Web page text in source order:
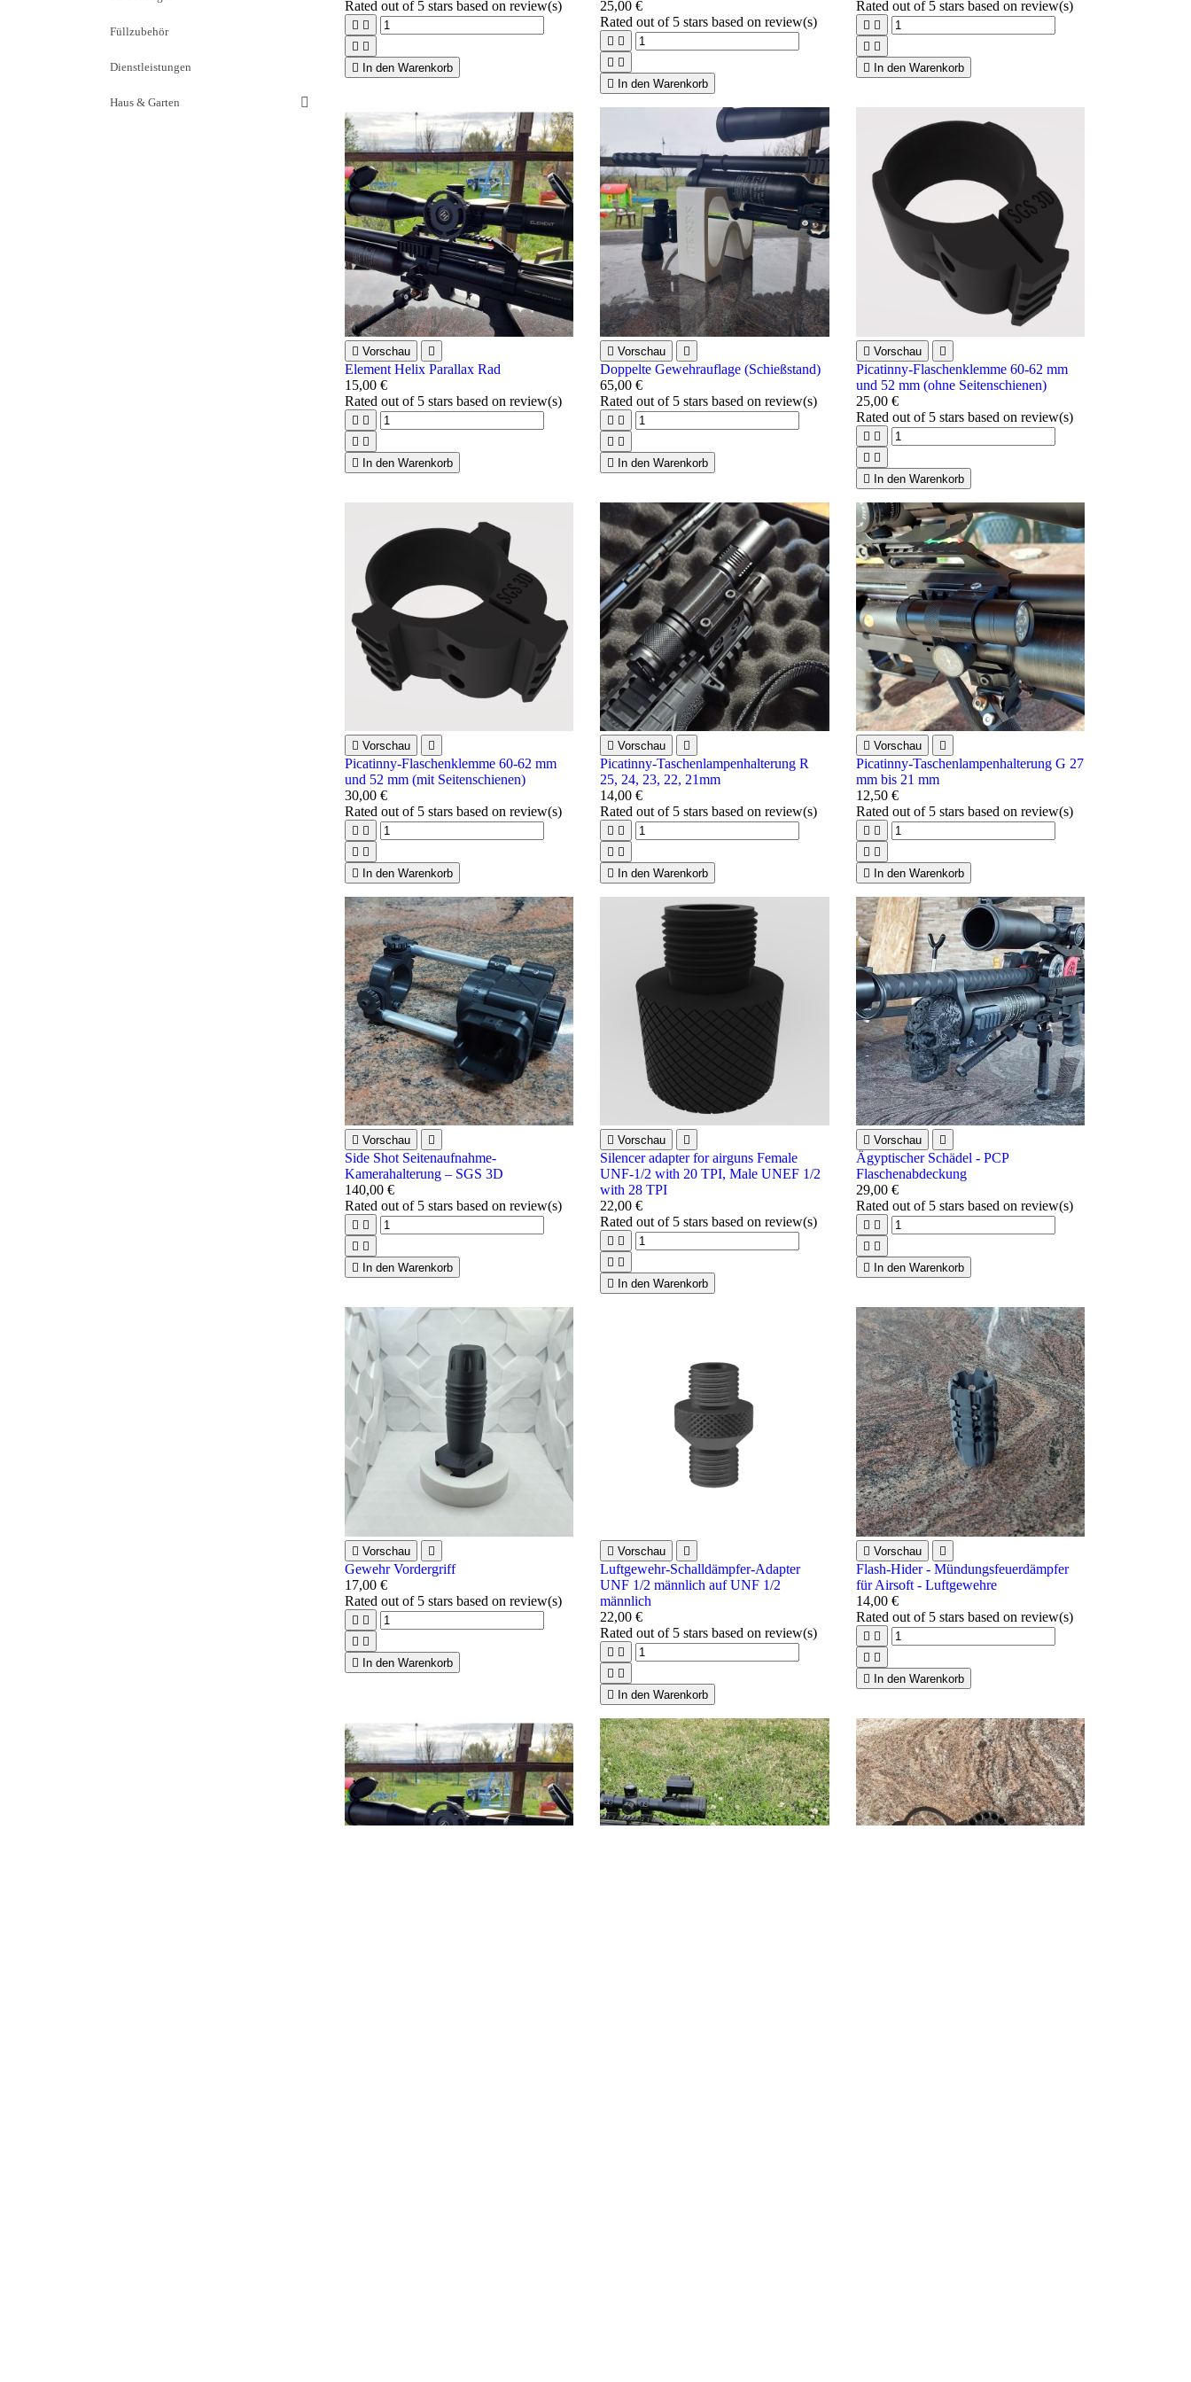
Füllzubehör
Dienstleistungen
Haus & Garten
Rated out of 5 stars based on review(s)
 
 

In den Warenkorb
25,00 €
Ratedout of 5 stars based onreview(s)
 
 

In den Warenkorb
Rated out of 5 stars based on review(s)
 
 

In den Warenkorb
 Vorschau 
Element Helix Parallax Rad
15,00 €
Rated out of 5 stars based on review(s)
 
 
 In den Warenkorb
 Vorschau 
Doppelte Gewehrauflage (Schießstand)
65,00 €
Ratedout of 5 stars based onreview(s)
 
 
 In den Warenkorb
 Vorschau 
Picatinny-Flaschenklemme 60-62 mm
und 52 mm (ohne Seitenschienen)
25,00 €
Rated out of 5 stars based on review(s)
 
 
 In den Warenkorb
 Vorschau 
Picatinny-Flaschenklemme 60-62 mm
und 52 mm (mit Seitenschienen)
30,00 €
Rated out of 5 stars based on review(s)
 
 

In den Warenkorb
 Vorschau 
Picatinny-Taschenlampenhalterung R
25, 24, 23, 22, 21mm
14,00 €
Ratedout of 5 stars based onreview(s)
 
 

In den Warenkorb
 Vorschau 
Picatinny-Taschenlampenhalterung G 27
mm bis 21 mm
12,50 €
Rated out of 5 stars based on review(s)
 
 

In den Warenkorb
 Vorschau 
Side Shot Seitenaufnahme-
Kamerahalterung – SGS 3D
140,00 €
Rated out of 5 stars based on review(s)
 
 

In den Warenkorb
 Vorschau 
Silencer adapter for airguns Female
UNF-1/2 with 20 TPI, Male UNEF 1/2
with 28 TPI
22,00 €
Ratedout of 5 stars based onreview(s)
 
 

In den Warenkorb
 Vorschau 
Ägyptischer Schädel - PCP
Flaschenabdeckung
29,00 €
Rated out of 5 stars based on review(s)
 
 

In den Warenkorb
 Vorschau 
Gewehr Vordergriff
17,00 €
Rated out of 5 stars based on review(s)
 
 
 In den Warenkorb
 Vorschau 
Luftgewehr-Schalldämpfer-Adapter
UNF 1/2 männlich auf UNF 1/2
männlich
22,00 €
Ratedout of 5 stars based onreview(s)
 
 
 In den Warenkorb
 Vorschau 
Flash-Hider - Mündungsfeuerdämpfer
für Airsoft - Luftgewehre
14,00 €
Rated out of 5 stars based on review(s)
 
 
 In den Warenkorb